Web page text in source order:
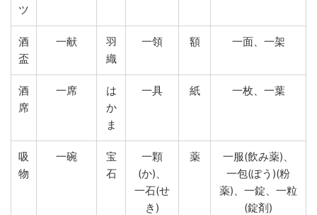
ツ
酒
盃
一献
羽
織
一領 額 一面、一架
酒
席
一席
は
か
ま
一具 紙 一枚、一葉
吸
物
一碗
宝
石
一顆
(か)、
一石(せ
き)
薬
一服(飲み薬)、
一包(ぽう)(粉
薬)、一錠、一粒
(錠剤)